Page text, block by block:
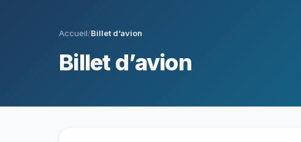
Accueil/Billet d’avion
Billet d’avion